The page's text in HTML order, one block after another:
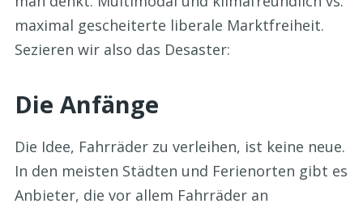
maximal gescheiterte liberale Marktfreiheit.
Sezieren wir also das Desaster:
Die Anfänge
Die Idee, Fahrräder zu verleihen, ist keine neue.
In den meisten Städten und Ferienorten gibt es
Anbieter, die vor allem Fahrräder an